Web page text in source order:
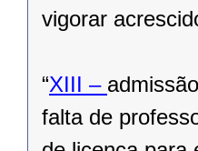
vigorar
“XIII –
falta de